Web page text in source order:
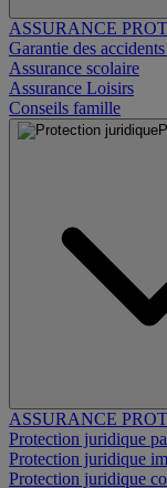
ASSURANCE
Garantie des
Assurance scolaire
Assurance Loisirs
Conseils famille
ASSURANCE
Protection juridique
Protection juridique
Protection juridique